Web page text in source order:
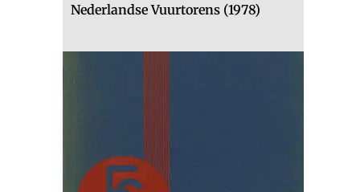
Nederlandse Vuurtorens (1978)